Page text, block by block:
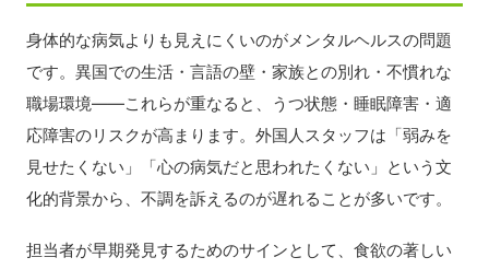
身体的な病気よりも見えにくいのがメンタルヘルスの問題
です。異国での生活・言語の壁・家族との別れ・不慣れな
職場環境——これらが重なると、うつ状態・睡眠障害・適
応障害のリスクが高まります。外国人スタッフは「弱みを
見せたくない」「心の病気だと思われたくない」という文
化的背景から、不調を訴えるのが遅れることが多いです。
担当者が早期発見するためのサインとして、食欲の著しい